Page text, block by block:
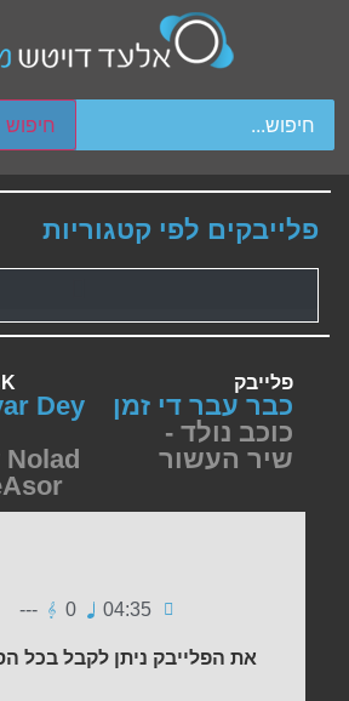
חיפושby touch or with swipe gestures.
פלייבקים לפי קטגוריות
פלייבק
כבר עבר די זמן
כוכב נולד -
שיר העשור
Dey
04:35
0
---
את הפלייבק ניתן לקבל בכל